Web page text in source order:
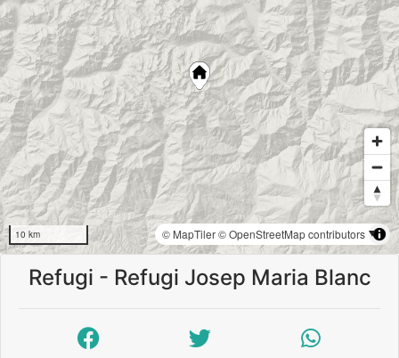
10 km © MapTiler© OpenStreetMap contributors
Refugi - Refugi Josep Maria Blanc